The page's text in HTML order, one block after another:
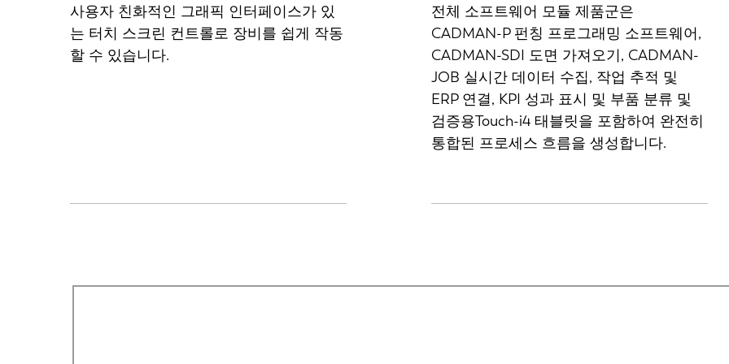
사용자 친화적인 그래픽 인터페이스가 있
는 터치 스크린 컨트롤로 장비를 쉽게 작동
할 수 있습니다.
전체 소프트웨어 모듈 제품군은
CADMAN-P 펀칭 프로그래밍 소프트웨어,
CADMAN-SDI 도면 가져오기, CADMAN-
JOB 실시간 데이터 수집, 작업 추적 및
ERP 연결, KPI 성과 표시 및 부품 분류 및
검증용Touch-i4 태블릿을 포함하여 완전히
통합된 프로세스 흐름을 생성합니다.